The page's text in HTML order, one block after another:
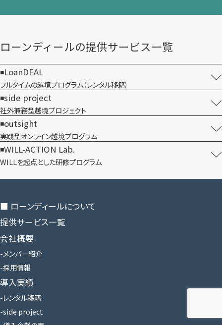
ローンディールの​提供サービス一覧
LoanDEAL
フルタイムの越境プログラム​（レンタル移籍）
side project
社外兼務型​越境プロジェクト
outsight
実践型オンライン​越境プログラム
WILL-ACTION Lab.
WILLを​起点とした​研修プログラム
■ ローンディールに​ついて
提供サービス一覧
会社概要
メンバー紹介
採用情報
導入実績
レンタル移籍
side project